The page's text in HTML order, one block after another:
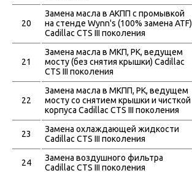
20
Замена масла в АКПП с промывкой
на стенде Wynn's (100% замена ATF)
Cadillac CTS III поколения
21
Замена масла в МКП, РК, ведущем
мосту (без снятия крышки) Cadillac
CTS III поколения
22
Замена масла в МКПП, РК, ведущем
мосту со снятием крышки и чисткой
корпуса Cadillac CTS III поколения
23
Замена охлаждающей жидкости
Cadillac CTS III поколения
24
Замена воздушного фильтра
Cadillac CTS III поколения